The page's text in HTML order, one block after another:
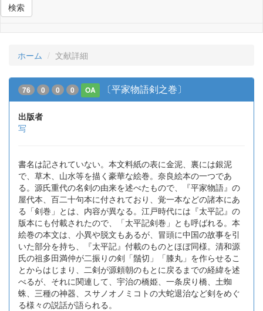
検索
ホーム 文献詳細
76 0 0 0 OA 〔平家物語剣之巻〕
出版者
写
書名は記されていない。本文料紙の表に金泥、裏には銀泥
で、草木、山水等を描く豪華な絵巻。奈良絵本の一つであ
る。源氏重代の名剣の由来を述べたもので、『平家物語』の
屋代本、百二十句本に付されており、覚一本などの諸本にあ
る「剣巻」とは、内容が異なる。江戸時代には『太平記』の
版本にも付載されたので、「太平記剣巻」とも呼ばれる。本
絵巻の本文は、小異や脱文もあるが、冒頭に中国の故事を引
いた部分を持ち、『太平記』付載のものとほぼ同様。清和源
氏の祖多田満仲が二振りの剣「鬚切」「膝丸」を作らせるこ
とからはじまり、二剣が源頼朝のもとに戻るまでの経緯を述
べるが、それに関連して、宇治の橋姫、一条戻り橋、土蜘
蛛、三種の神器、スサノオノミコトの大蛇退治など剣をめぐ
る様々の説話が語られる。